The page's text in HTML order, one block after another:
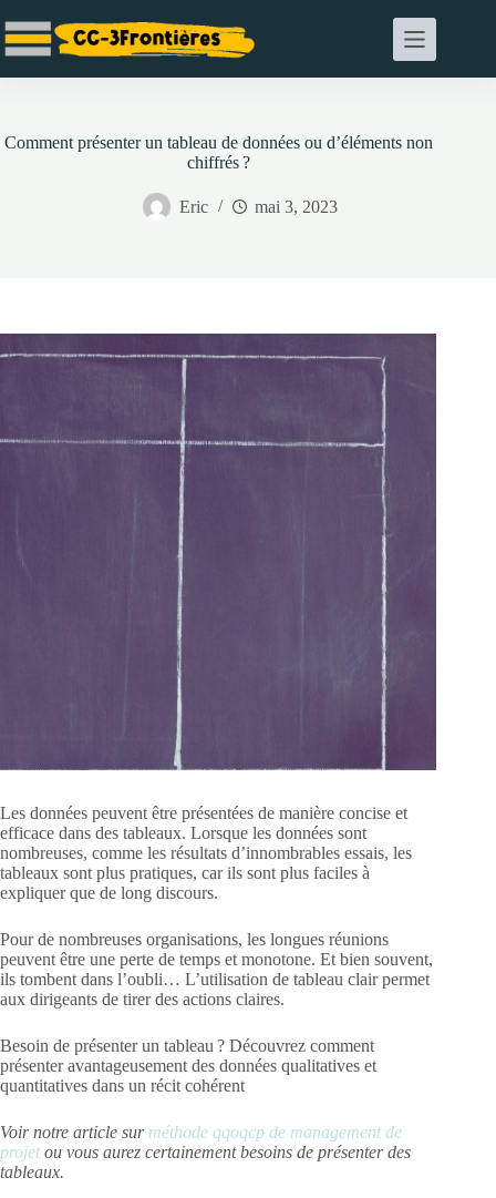
au
contenu
Comment présenter un tableau de données ou d’éléments non
chiffrés ?
Eric mai 3, 2023
Les données peuvent être présentées de manière concise et
efficace dans des tableaux. Lorsque les données sont
nombreuses, comme les résultats d’innombrables essais, les
tableaux sont plus pratiques, car ils sont plus faciles à
expliquer que de long discours.
Pour de nombreuses organisations, les longues réunions
peuvent être une perte de temps et monotone. Et bien souvent,
ils tombent dans l’oubli… L’utilisation de tableau clair permet
aux dirigeants de tirer des actions claires.
Besoin de présenter un tableau ? Découvrez comment
présenter avantageusement des données qualitatives et
quantitatives dans un récit cohérent
Voir notre article sur méthode qqoqcp de management de
projetou vous aurez certainement besoins de présenter des
tableaux.